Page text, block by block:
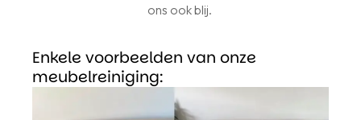
ons ook blij.
Enkele voorbeelden van onze
meubelreiniging: